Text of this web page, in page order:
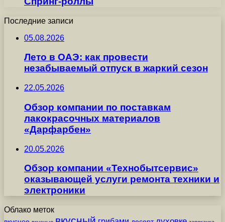
Последние записи
05.08.2026
Лето в ОАЭ: как провести
незабываемый отпуск в жаркий сезон
22.05.2026
Обзор компании по поставкам
лакокрасочных материалов
«Дарфарбен»
20.05.2026
Обзор компании «Технобытсервис»
оказывающей услуги ремонта техники и
электроники
Облако меток